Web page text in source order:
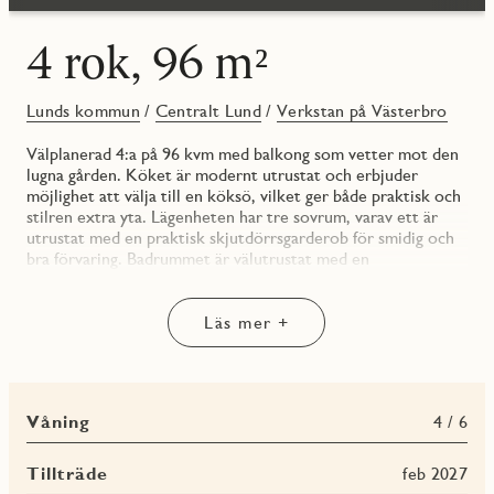
4 rok, 96 m²
Lunds kommun / Centralt Lund/ Verkstan på Västerbro
Välplanerad 4:a på 96 kvm med balkong som vetter mot den
lugna gården. Köket är modernt utrustat och erbjuder
möjlighet att välja till en köksö, vilket ger både praktisk och
stilren extra yta. Lägenheten har tre sovrum, varav ett är
utrustat med en praktisk skjutdörrsgarderob för smidig och
bra förvaring. Badrummet är välutrustat med en
finns även en separat WC/dusch för extra bekvämlighet i
mikrovågsugn. Helkaklat badrum med inredning från
Svedbergs och spotlightbelysning i tak. Standarden är hög
med JM originalinredning och möjlighet finns att göra tillval
Läs mer +
Våning 4 / 6
Tillträde feb 2027